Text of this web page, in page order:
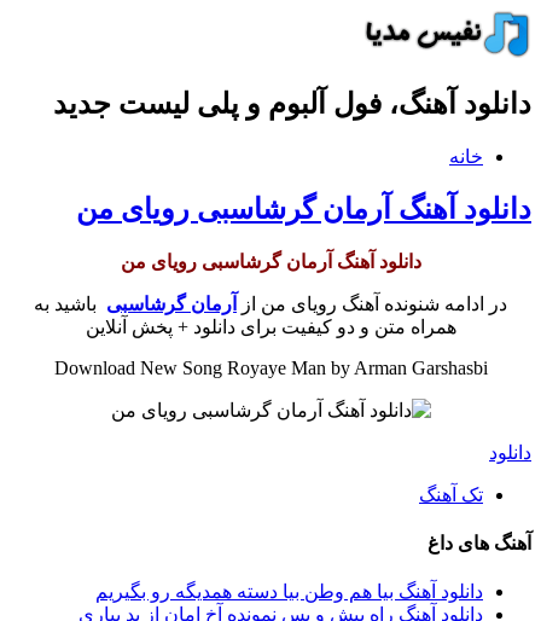
دانلود آهنگ، فول آلبوم و پلی لیست جدید
خانه
دانلود آهنگ آرمان گرشاسبی رویای من
دانلود آهنگ آرمان گرشاسبی رویای من
در ادامه شنونده آهنگ رویای من از آرمان گرشاسبی باشید به
همراه متن و دو کیفیت برای دانلود + پخش آنلاین
Download New Song Royaye Man by Arman Garshasbi
دانلود
تک آهنگ
آهنگ های داغ
دانلود آهنگ بیا هم وطن بیا دسته همدیگه رو بگیریم
دانلود آهنگ راه پیش و پس نمونده آخ امان از بد بیاری